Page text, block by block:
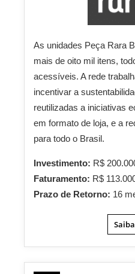
As unidades Peça Rara
mais de oito mil itens,
acessíveis. A rede
incentivar a
reutilizadas a iniciativas
em formato de loja, e a
para todo o Brasil.
Investimento: R$
Faturamento: R$
Prazo de Retorno: 16